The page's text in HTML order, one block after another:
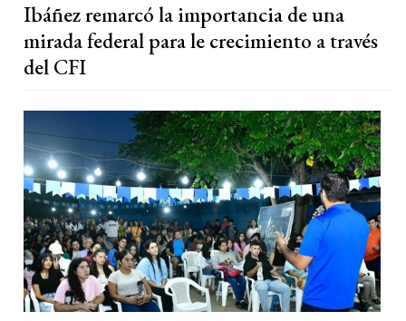
Ibáñez remarcó la importancia de una
mirada federal para le crecimiento a través
del CFI